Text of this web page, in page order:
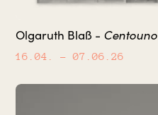
Olgaruth Blaß - Centouno
16.04. – 07.06.26